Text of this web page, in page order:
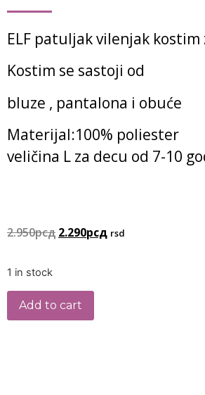
ELF patuljak vilenjak kostim
Kostim se sastoji od
bluze , pantalona i obuće
Materijal:100% poliester
veličina L za decu od 7-10
2.950рсд 2.290рсд rsd
1 in stock
Add to cart